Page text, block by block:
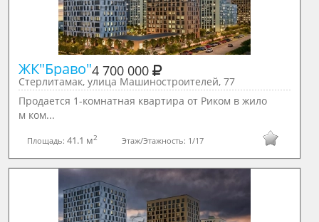
ЖК"Браво"4 700 000
Стерлитамак, улица Машиностроителей, 77
Продается 1-комнатная квартира от Риком в жило
м ком...
Площадь: 41.1 м2 Этаж/Этажность: 1/17